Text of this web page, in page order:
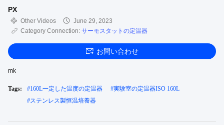
PX
Other Videos
June 29, 2023
Category Connection: サーモスタットの定温器
お問い合わせ
mk
Tags: #160L一定した温度の定温器 #実験室の定温器ISO 160L
#ステンレス製恒温培養器